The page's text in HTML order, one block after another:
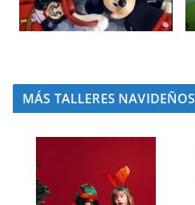
MÁS TALLERES NAVIDEÑOS